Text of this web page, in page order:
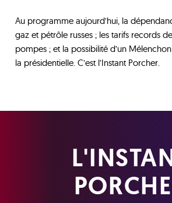
Au programme aujourd’hui, la
gaz et pétrôle russes ; les tarifs records
pompes ; et la possibilité d’un
la présidentielle. C’est l’Instant Porcher.